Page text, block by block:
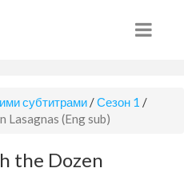
субтитрами /Сезон 1 /
Lasagnas (Eng sub)
the Dozen